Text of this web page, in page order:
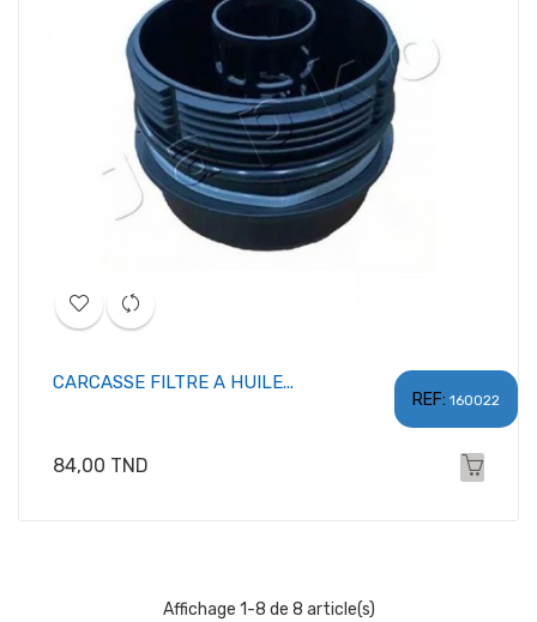
REF: 160022
CARCASSE FILTRE A HUILE...
Prix
84,00 TND
Affichage 1-8 de 8 article(s)